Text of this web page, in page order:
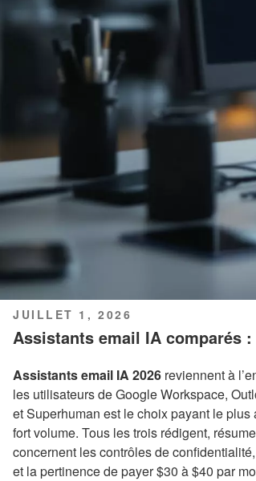
PUBLIÉ
LE
JUILLET 1, 2026
Assistants email IA comparés
Assistants email IA 2026 reviennent à
les utilisateurs de Google Workspace,
et Superhuman est le choix payant le
fort volume. Tous les trois rédigent,
concernent les contrôles de
et la pertinence de payer $30 à $40 par